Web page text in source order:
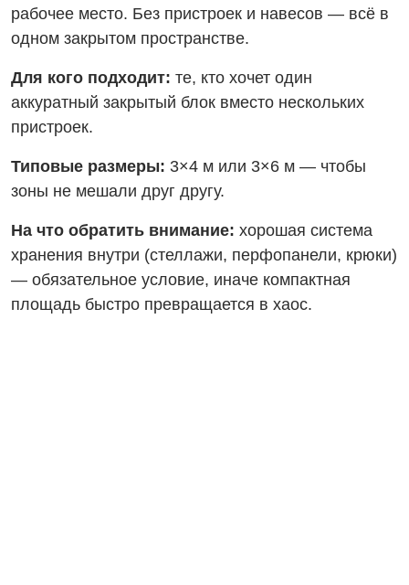
рабочее место. Без пристроек и навесов — всё в
одном закрытом пространстве.
Для кого подходит: те, кто хочет один
аккуратный закрытый блок вместо нескольких
пристроек.
Типовые размеры: 3×4 м или 3×6 м — чтобы
зоны не мешали друг другу.
На что обратить внимание: хорошая система
хранения внутри (стеллажи, перфопанели, крюки)
— обязательное условие, иначе компактная
площадь быстро превращается в хаос.